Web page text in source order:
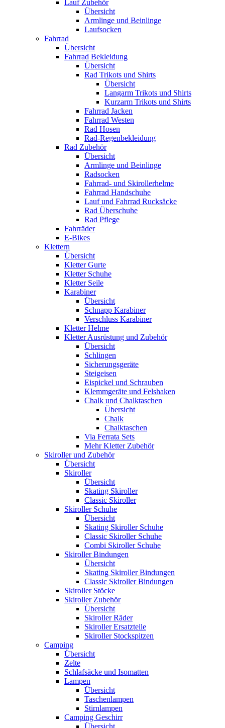
Lauf Zubehör
Übersicht
Armlinge und Beinlinge
Laufsocken
Fahrrad
Übersicht
Fahrrad Bekleidung
Übersicht
Rad Trikots und Shirts
Übersicht
Langarm Trikots und Shirts
Kurzarm Trikots und Shirts
Fahrrad Jacken
Fahrrad Westen
Rad Hosen
Rad-Regenbekleidung
Rad Zubehör
Übersicht
Armlinge und Beinlinge
Radsocken
Fahrrad- und Skirollerhelme
Fahrrad Handschuhe
Lauf und Fahrrad Rucksäcke
Rad Überschuhe
Rad Pflege
Fahrräder
E-Bikes
Klettern
Übersicht
Kletter Gurte
Kletter Schuhe
Kletter Seile
Karabiner
Übersicht
Schnapp Karabiner
Verschluss Karabiner
Kletter Helme
Kletter Ausrüstung und Zubehör
Übersicht
Schlingen
Sicherungsgeräte
Steigeisen
Eispickel und Schrauben
Klemmgeräte und Felshaken
Chalk und Chalktaschen
Übersicht
Chalk
Chalktaschen
Via Ferrata Sets
Mehr Kletter Zubehör
Skiroller und Zubehör
Übersicht
Skiroller
Übersicht
Skating Skiroller
Classic Skiroller
Skiroller Schuhe
Übersicht
Skating Skiroller Schuhe
Classic Skiroller Schuhe
Combi Skiroller Schuhe
Skiroller Bindungen
Übersicht
Skating Skiroller Bindungen
Classic Skiroller Bindungen
Skiroller Stöcke
Skiroller Zubehör
Übersicht
Skiroller Räder
Skiroller Ersatzteile
Skiroller Stockspitzen
Camping
Übersicht
Zelte
Schlafsäcke und Isomatten
Lampen
Übersicht
Taschenlampen
Stirnlampen
Camping Geschirr
Übersicht